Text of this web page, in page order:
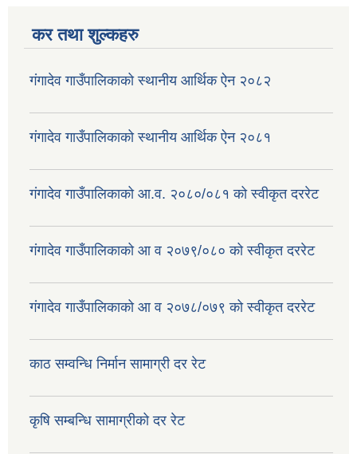
कर तथा शुल्कहरु
गंगादेव गाउँपालिकाको स्थानीय आर्थिक ऐन २०८२
गंगादेव गाउँपालिकाको स्थानीय आर्थिक ऐन २०८१
गंगादेव गाउँपालिकाको आ.व. २०८०/०८१ को स्वीकृत दररेट
गंगादेव गाउँपालिकाको आ व २०७९/०८० को स्वीकृत दररेट
गंगादेव गाउँपालिकाको आ व २०७८/०७९ को स्वीकृत दररेट
काठ सम्वन्धि निर्मान सामाग्री दर रेट
कृषि सम्बन्धि सामाग्रीको दर रेट